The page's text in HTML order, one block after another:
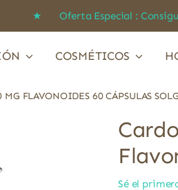
★ Oferta Especial :
COSMÉTICOS
FLAVONOIDES 60 CÁPSULAS
Sé el